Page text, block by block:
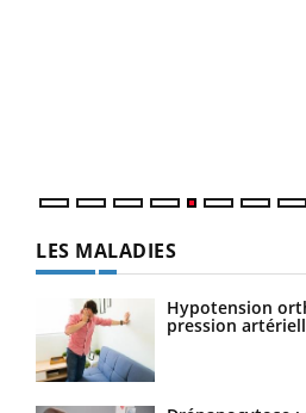
LES MALADIES
Hypotension
pression